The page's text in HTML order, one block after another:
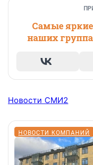
Самые
наших
Новости СМИ2
НОВОСТИ КОМПАНИЙ